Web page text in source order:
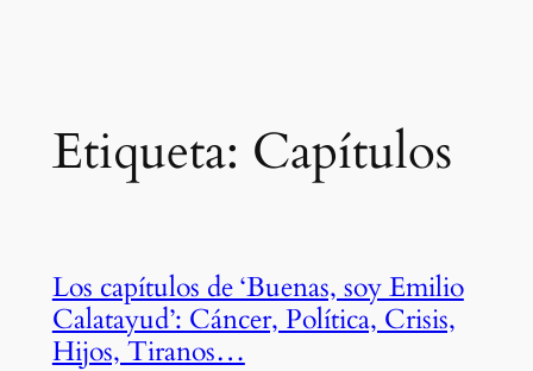
Etiqueta: Capítulos
Los capítulos de ‘Buenas, soy Emilio
Calatayud’: Cáncer, Política, Crisis,
Hijos, Tiranos…